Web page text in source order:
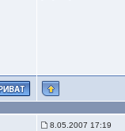
8.05.2007 17:19